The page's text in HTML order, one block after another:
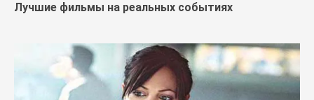
Лучшие фильмы на реальных событиях